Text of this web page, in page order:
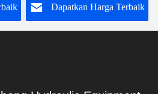
Dapatkan Harga Terbaik